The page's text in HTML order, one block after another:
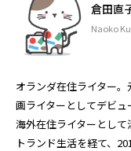
倉田直
Naoko
オランダ在住ライター
画ライターとしてデビ
海外在住ライターとし
トランド生活を経て、